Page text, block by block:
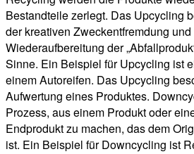
Bestandteile zerlegt. Das Upcycling
der kreativen Zweckentfremdung
Wiederaufbereitung der
Sinne. Ein Beispiel für Upcycling ist
einem Autoreifen. Das Upcycling
Aufwertung eines Produktes.
Prozess, aus einem Produkt oder
Endprodukt zu machen, das dem
ist. Ein Beispiel für Downcycling ist